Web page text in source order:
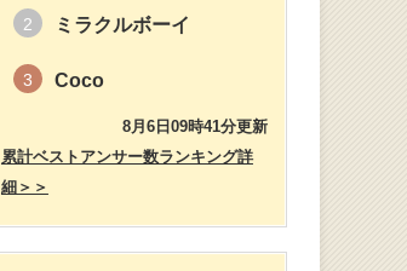
2 ミラクルボーイ
3 Coco
8月6日09時41分更新
累計ベストアンサー数ランキング詳
細＞＞